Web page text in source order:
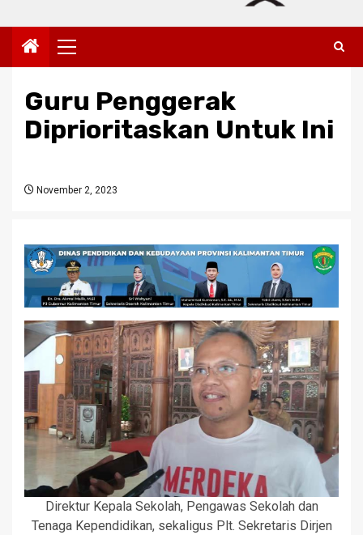
Primary
Menu
Guru Penggerak
Diprioritaskan Untuk Ini
November 2, 2023
Direktur Kepala Sekolah, Pengawas Sekolah dan
Tenaga Kependidikan, sekaligus Plt. Sekretaris Dirjen